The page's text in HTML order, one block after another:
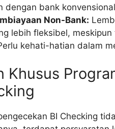
dengan bank
Non-Bank:
lebih fleksibel,
kehati-hatian dalam
Khusus
BI Checking